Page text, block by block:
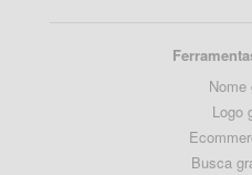
Nome
Logo
Busca